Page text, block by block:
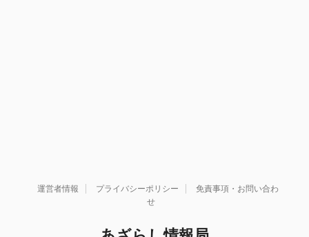
運営者情報 プライバシーポリシー
免責事項・お問い合わ
せ